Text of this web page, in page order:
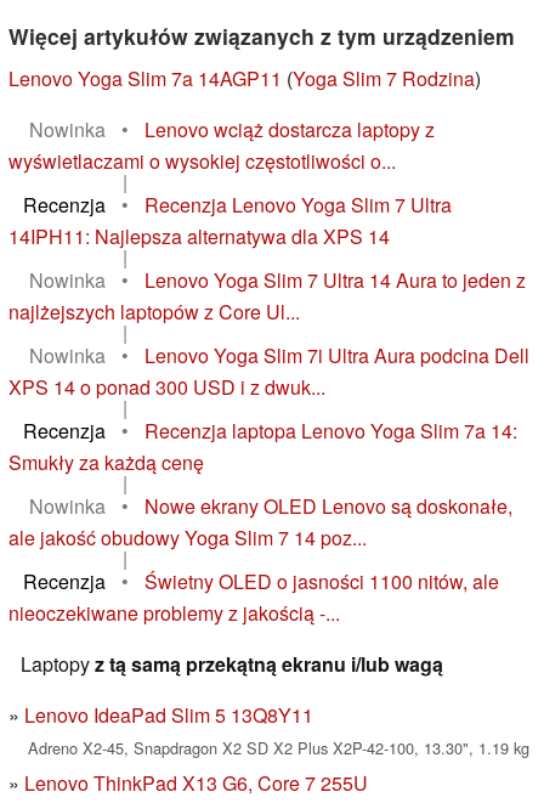
Więcej artykułów związanych z tym urządzeniem
Lenovo Yoga Slim 7a 14AGP11 (Yoga Slim 7 Rodzina)
Nowinka
•
Lenovo wciąż dostarcza laptopy z
wyświetlaczami o wysokiej częstotliwości o...
|
Recenzja
•
Recenzja Lenovo Yoga Slim 7 Ultra
14IPH11: Najlepsza alternatywa dla XPS 14
|
Nowinka
•
Lenovo Yoga Slim 7 Ultra 14 Aura to jeden z
najlżejszych laptopów z Core Ul...
|
Nowinka
•
Lenovo Yoga Slim 7i Ultra Aura podcina Dell
XPS 14 o ponad 300 USD i z dwuk...
|
Recenzja
•
Recenzja laptopa Lenovo Yoga Slim 7a 14:
Smukły za każdą cenę
|
Nowinka
•
Nowe ekrany OLED Lenovo są doskonałe,
ale jakość obudowy Yoga Slim 7 14 poz...
|
Recenzja
•
Świetny OLED o jasności 1100 nitów, ale
nieoczekiwane problemy z jakością -...
Laptopyz tą samą przekątną ekranu i/lub wagą
Lenovo IdeaPad Slim 5 13Q8Y11
Adreno X2-45, Snapdragon X2 SD X2 Plus X2P-42-100, 13.30", 1.19 kg
Lenovo ThinkPad X13 G6, Core 7 255U